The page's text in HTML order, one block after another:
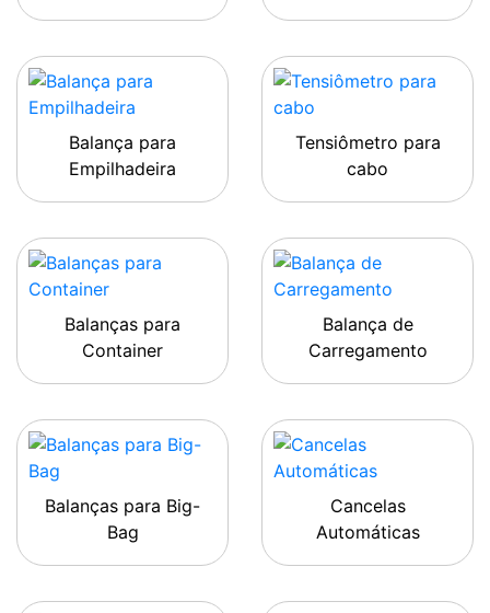
Balança para
Empilhadeira
Tensiômetro para
cabo
Balanças para
Container
Balança de
Carregamento
Balanças para Big-
Bag
Cancelas
Automáticas